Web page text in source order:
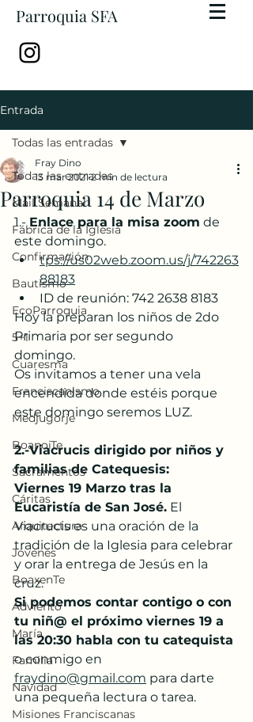
Parroquia SFA
Entrada
Todas las entradas
Mail Semanal
Fábrica de la Iglesia
Confirmación
Bautismo
EcoParroquia
5+1
Cuaresma
Franciscanismo
Medjugorje
BoanoiTe
Sacramentos
Cáritas
Arquitectura
Jóvenes
BoaxenTe
Adviento
María
Familia
Navidad
Misiones Franciscanas
Todas las entradas
Parroquia 14 de Marzo
Fray Dino
13 mar 2021 2 min de lectura
1.- Enlace para la misa zoom de
este domingo.
tps://us02web.zoom.us/j/742263
88183
ID de reunión: 742 2638 8183
Hoy la preparan los niños de 2do
Primaria por ser segundo
domingo.
Os invitamos a tener una vela
encendida donde estéis porque
este domingo seremos LUZ.
2.-Viacrucis dirigido por niños y
familias de Catequesis:
Viernes 19 Marzo tras la
Eucaristía de San José. El
Viacrucis es una oración de la
tradición de la Iglesia para celebrar
y orar la entrega de Jesús en la
cruz.
Si podemos contar contigo o con
tu niñ@ el próximo viernes 19 a
las 20:30 habla con tu catequista
o conmigo en
fraydino@gmail.com para darte
una pequeña lectura o tarea.